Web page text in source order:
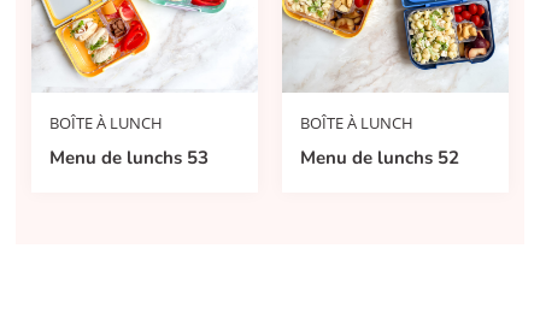
BOÎTE À LUNCH
Menu de lunchs 53
BOÎTE À LUNCH
Menu de lunchs 52